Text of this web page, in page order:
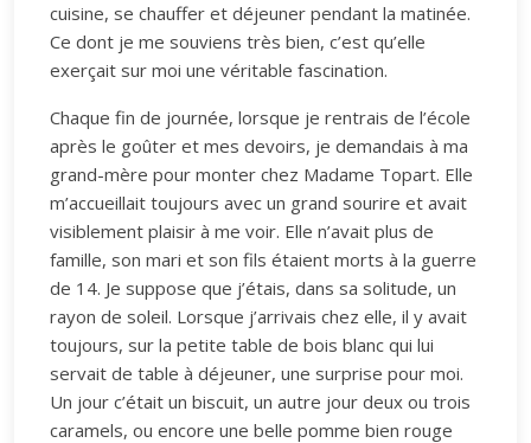
cuisine, se chauffer et déjeuner pendant la matinée.
Ce dont je me souviens très bien, c’est qu’elle
exerçait sur moi une véritable fascination.
Chaque fin de journée, lorsque je rentrais de l’école
après le goûter et mes devoirs, je demandais à ma
grand-mère pour monter chez Madame Topart. Elle
m’accueillait toujours avec un grand sourire et avait
visiblement plaisir à me voir. Elle n’avait plus de
famille, son mari et son fils étaient morts à la guerre
de 14. Je suppose que j’étais, dans sa solitude, un
rayon de soleil. Lorsque j’arrivais chez elle, il y avait
toujours, sur la petite table de bois blanc qui lui
servait de table à déjeuner, une surprise pour moi.
Un jour c’était un biscuit, un autre jour deux ou trois
caramels, ou encore une belle pomme bien rouge